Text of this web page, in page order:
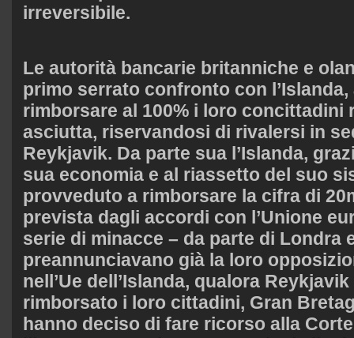
irreversibile.
Le autorità bancarie britanniche e
primo serrato confronto con
rimborsare al 100% i loro concittadini
asciutta, riservandosi di rivalersi in
Reykjavik. Da parte sua l’Islanda,
sua economia e al riassetto del suo
provveduto a rimborsare la cifra di
prevista dagli accordi con l’Unione
serie di minacce – da parte di Londra
preannunciavano già la loro
nell’Ue dell’Islanda, qualora
rimborsato i loro cittadini, Gran
hanno deciso di fare ricorso alla